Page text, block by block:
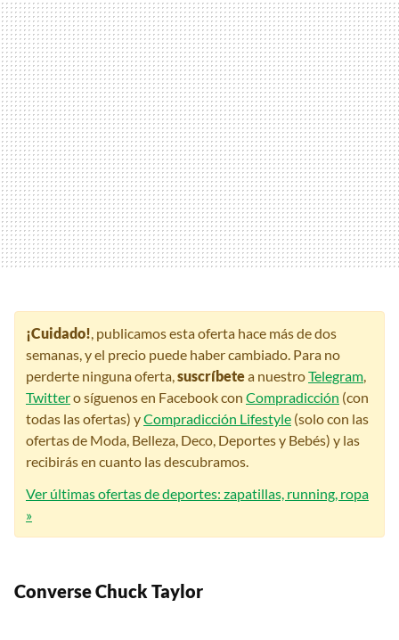
¡Cuidado! , publicamos esta oferta hace más de dos
semanas, y el precio puede haber cambiado. Para no
perderte ninguna oferta, suscríbetea nuestroTelegram
Twittero síguenos en Facebook con Compradicción (con
todas las ofertas) yCompradicción Lifestyle (solo con las
ofertas de Moda, Belleza, Deco, Deportes y Bebés) y las
recibirás en cuanto las descubramos.
Ver últimas ofertas de deportes: zapatillas, running, ropa
»
Converse Chuck Taylor